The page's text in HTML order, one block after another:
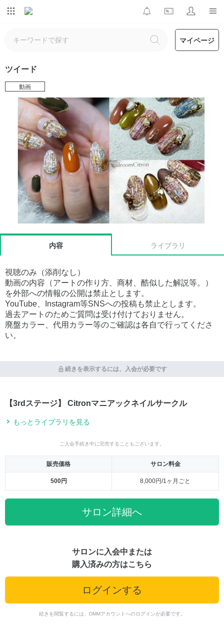
マイページ
ツイード
動画
内容 ライブラリ
視聴のみ（添削なし）
動画の内容（アートの作り方、商材、酷似した解説等。）
を外部への情報の公開は禁止とします。
YouTube、Instagram等SNSへの投稿も禁止とします。
過去アートのためご質問は受け付けておりません。
廃盤カラー、代用カラー等のご確認は各自で行ってくださ
い。
続きを表示するには、入会が必要です
【3rdステージ】 Citronマニアックネイルサークル
もっとライブラリを見る
ご入会手続き中に完売することもございます。
販売価格 サロン料金
500円 8,000円/1ヶ月ごと
サロン詳細へ
サロンに入会中または
購入済みの方はこちら
ログインする
続きを閲覧するには、DMMアカウントへのログインが必要です。